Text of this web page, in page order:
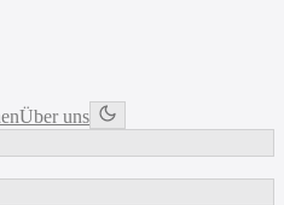
Über uns